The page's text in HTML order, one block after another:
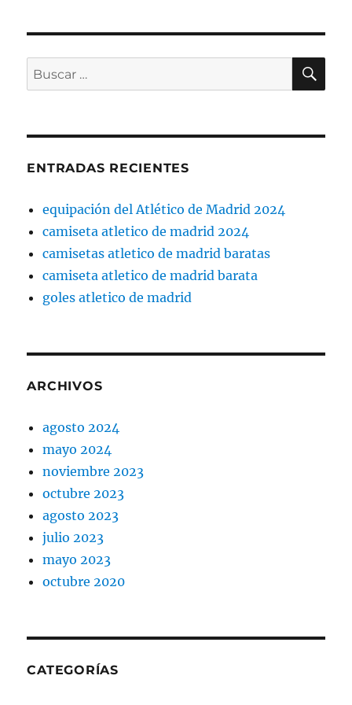
Buscar
por:
ENTRADAS RECIENTES
equipación del Atlético de Madrid 2024
camiseta atletico de madrid 2024
camisetas atletico de madrid baratas
camiseta atletico de madrid barata
goles atletico de madrid
ARCHIVOS
agosto 2024
mayo 2024
noviembre 2023
octubre 2023
agosto 2023
julio 2023
mayo 2023
octubre 2020
CATEGORÍAS